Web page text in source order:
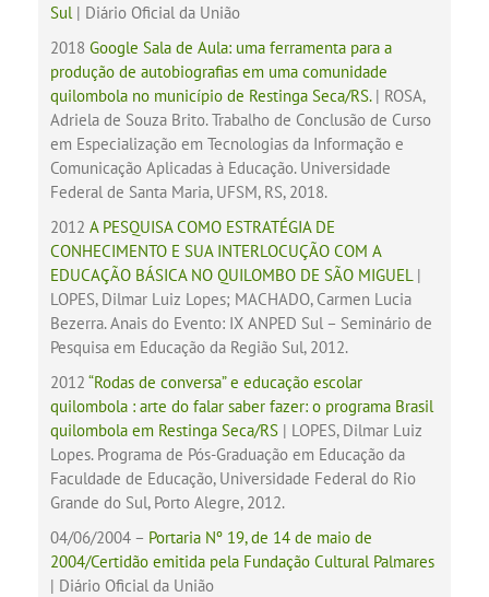
Sul | Diário Oficial da União
2018Google Sala de Aula: uma ferramenta para a
produção de autobiografias em uma comunidade
quilombola no município de Restinga Seca/RS.| ROSA,
Adriela de Souza Brito. Trabalho de Conclusão de Curso
em Especialização em Tecnologias da Informação e
Comunicação Aplicadas à Educação. Universidade
Federal de Santa Maria, UFSM, RS, 2018.
2012A PESQUISA COMO ESTRATÉGIA DE
CONHECIMENTO E SUA INTERLOCUÇÃO COM A
EDUCAÇÃO BÁSICA NO QUILOMBO DE SÃO MIGUEL |
LOPES, Dilmar Luiz Lopes; MACHADO, Carmen Lucia
Bezerra. Anais do Evento: IX ANPED Sul – Seminário de
Pesquisa em Educação da Região Sul, 2012.
2012“Rodas de conversa” e educação escolar
quilombola : arte do falar saber fazer: o programa Brasil
quilombola em Restinga Seca/RS | LOPES, Dilmar Luiz
Lopes. Programa de Pós-Graduação em Educação da
Faculdade de Educação, Universidade Federal do Rio
Grande do Sul, Porto Alegre, 2012.
04/06/2004 – Portaria Nº 19, de 14 de maio de
2004/Certidão emitida pela Fundação Cultural Palmares
| Diário Oficial da União